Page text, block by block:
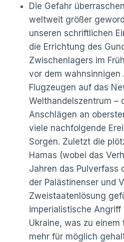
Die Gefahr
weltweit größer
unseren schriftlichen
die Errichtung des
Zwischenlagers im
vor dem wahnsinnigen
Flugzeugen auf das
Welthandelszentrum –
Anschlägen an
viele nachfolgende
Sorgen. Zuletzt die
Hamas (wobei das
Jahren das Pulverfass
der Palästinenser und
Zweistaatenlösung
imperialistische Angriff
Ukraine, was zu
mehr für möglich